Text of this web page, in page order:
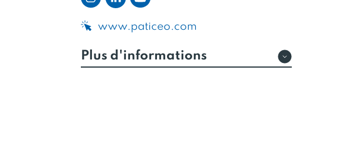
www.paticeo.com
Plus d'informations